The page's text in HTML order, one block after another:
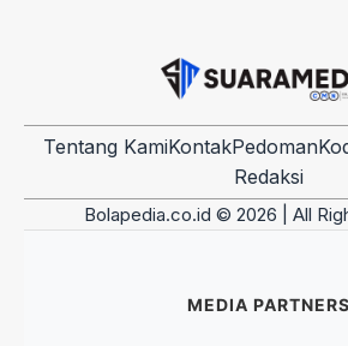
Tentang KamiKontakPedoman
Redaksi
Bolapedia.co.id © 2026 | All
MEDIA PARTNERS